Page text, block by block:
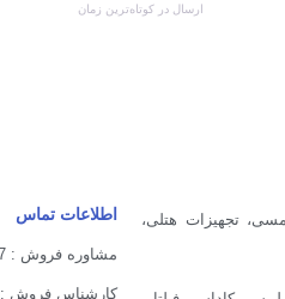
ارسال در کوتاه‌ترین زمان
تجهیزات هتلی،
اطلاعات تماس
مشاوره فروش : 09353222627
کارشناس فروش : 02191003711